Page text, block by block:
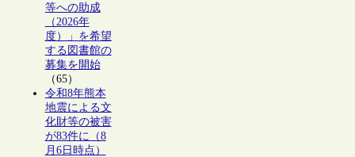
等への助成
（2026年
度）」を希望
する図書館の
募集を開始
（65）
令和8年熊本
地震による文
化財等の被害
が83件に（8
月6日時点）